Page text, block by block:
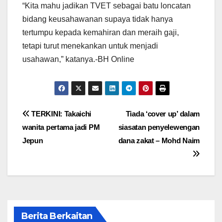
“Kita mahu jadikan TVET sebagai batu loncatan
bidang keusahawanan supaya tidak hanya
tertumpu kepada kemahiran dan meraih gaji,
tetapi turut menekankan untuk menjadi
usahawan,” katanya.-BH Online
Post
navigation
Tiada ‘cover up’ dalam
siasatan penyelewengan
dana zakat – Mohd Naim
TERKINI: Takaichi
wanita pertama jadi PM
Jepun
Berita Berkaitan